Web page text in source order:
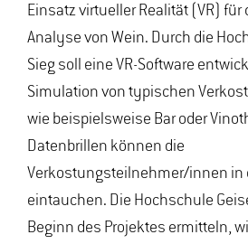
Einsatz virtueller Realität (VR)
Analyse von Wein. Durch die
Sieg soll eine VR-Software
Simulation von typischen
wie beispielsweise Bar oder
Datenbrillen können die
Verkostungsteilnehmer/innen in
eintauchen. Die Hochschule
Beginn des Projektes ermitteln,